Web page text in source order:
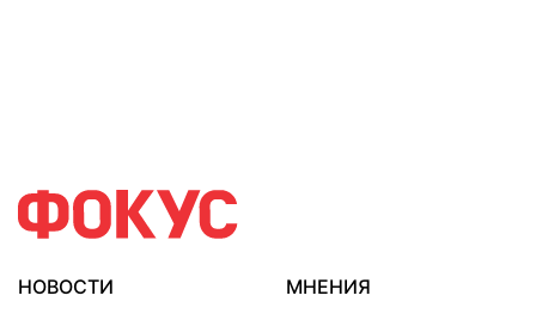
НОВОСТИ
МНЕНИЯ